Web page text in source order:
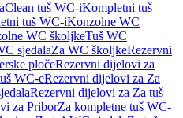
tuš WC-iKompletni tuš
tuš WC-iKonzolne WC
WC školjkeTuš WC
sjedalaZa WC školjkeRezervni
pločeRezervni dijelovi za
WC-eRezervni dijelovi za Za
Rezervni dijelovi za Za tuš
za PriborZa kompletne tuš WC-